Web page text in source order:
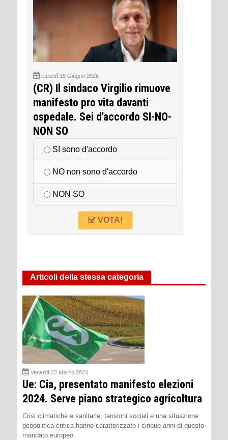
Lunedì 15 Giugno 2026
(CR) Il sindaco Virgilio rimuove
manifesto pro vita davanti
ospedale. Sei d'accordo SI-NO-
NON SO
SI sono d'accordo
NO non sono d'accordo
NON SO
VOTA!
Articoli della stessa categoria
Venerdì 22 Marzo 2024
Ue: Cia, presentato manifesto elezioni
2024. Serve piano strategico agricoltura
Crisi climatiche e sanitarie, tensioni sociali e una situazione
geopolitica critica hanno caratterizzato i cinque anni di questo
mandato europeo.